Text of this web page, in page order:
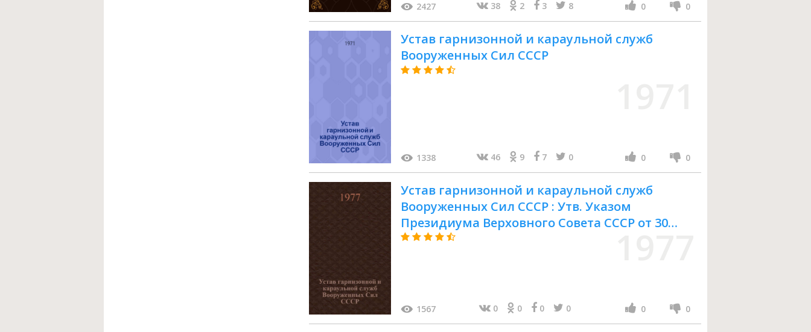
2427 38 2 3 8 0 0
Устав гарнизонной и караульной служб
Вооруженных Сил СССР
1338 46 9 7 0 0 0
Устав гарнизонной и караульной служб
Вооруженных Сил СССР : Утв. Указом
Президиума Верховного Совета СССР от 30
июля 1975 г
1567 0 0 0 0 0 0